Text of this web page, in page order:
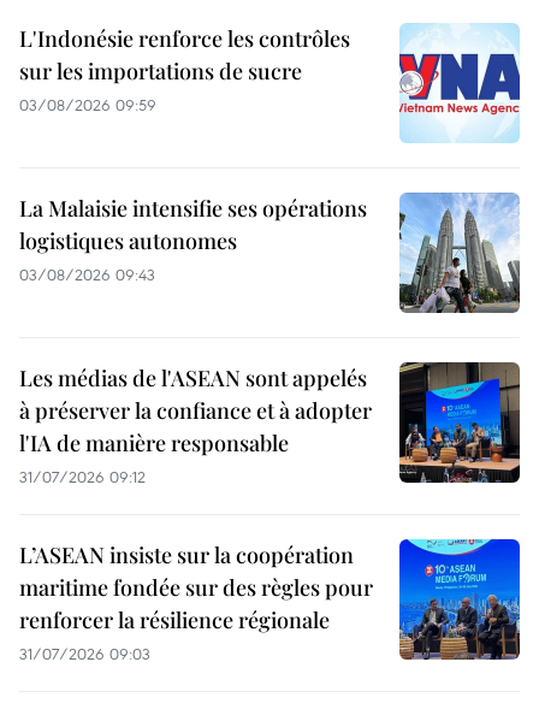
L'Indonésie renforce les contrôles
sur les importations de sucre
03/08/2026 09:59
La Malaisie intensifie ses opérations
logistiques autonomes
03/08/2026 09:43
Les médias de l'ASEAN sont appelés
à préserver la confiance et à adopter
l'IA de manière responsable
31/07/2026 09:12
L’ASEAN insiste sur la coopération
maritime fondée sur des règles pour
renforcer la résilience régionale
31/07/2026 09:03